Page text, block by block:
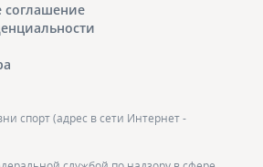
соглашение
спорт (адрес в сети Интернет -